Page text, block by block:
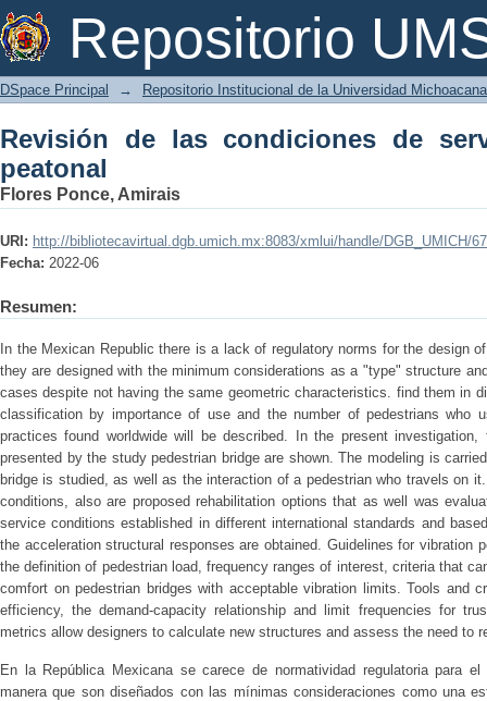
Repositorio
Revisión de las condiciones de
DSpace Principal → Repositorio Institucional de la Universidad
Revisión de las condiciones de
peatonal
Flores Ponce, Amirais
URI: http://bibliotecavirtual.dgb.umich.mx:8083/xmlui/handle/DGB_UMICH/
Fecha: 2022-06
Resumen:
In the Mexican Republic there is a lack of regulatory norms for the design
they are designed with the minimum considerations as a "type" structure
cases despite not having the same geometric characteristics. find them in
classification by importance of use and the number of pedestrians who
practices found worldwide will be described. In the present
presented by the study pedestrian bridge are shown. The modeling is
bridge is studied, as well as the interaction of a pedestrian who travels on
conditions, also are proposed rehabilitation options that as well was
service conditions established in different international standards and
the acceleration structural responses are obtained. Guidelines for vibration
the definition of pedestrian load, frequency ranges of interest, criteria that
comfort on pedestrian bridges with acceptable vibration limits. Tools and
efficiency, the demand-capacity relationship and limit frequencies for
metrics allow designers to calculate new structures and assess the need to
En la República Mexicana se carece de normatividad regulatoria para
manera que son diseñados con las mínimas consideraciones como una